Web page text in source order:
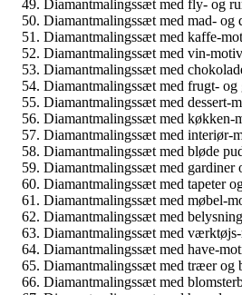
Diamantmalingssæt med fly- og
Diamantmalingssæt med mad- og
Diamantmalingssæt med kaffe-
Diamantmalingssæt med vin-
Diamantmalingssæt med
Diamantmalingssæt med frugt- og
Diamantmalingssæt med dessert-
Diamantmalingssæt med køkken-
Diamantmalingssæt med interiør-
Diamantmalingssæt med bløde
Diamantmalingssæt med gardiner
Diamantmalingssæt med tapeter
Diamantmalingssæt med møbel-
Diamantmalingssæt med
Diamantmalingssæt med
Diamantmalingssæt med have-
Diamantmalingssæt med træer og
Diamantmalingssæt med